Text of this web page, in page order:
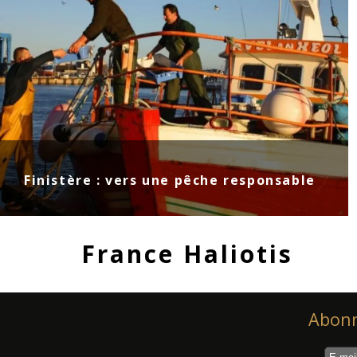
Finistère : vers une pêche responsable
France Haliotis